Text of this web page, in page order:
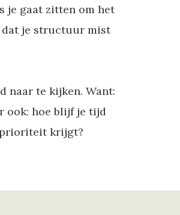
je gaat zitten om het
dat je structuur mist
naar te kijken. Want:
ook: hoe blijf je tijd
prioriteit krijgt?